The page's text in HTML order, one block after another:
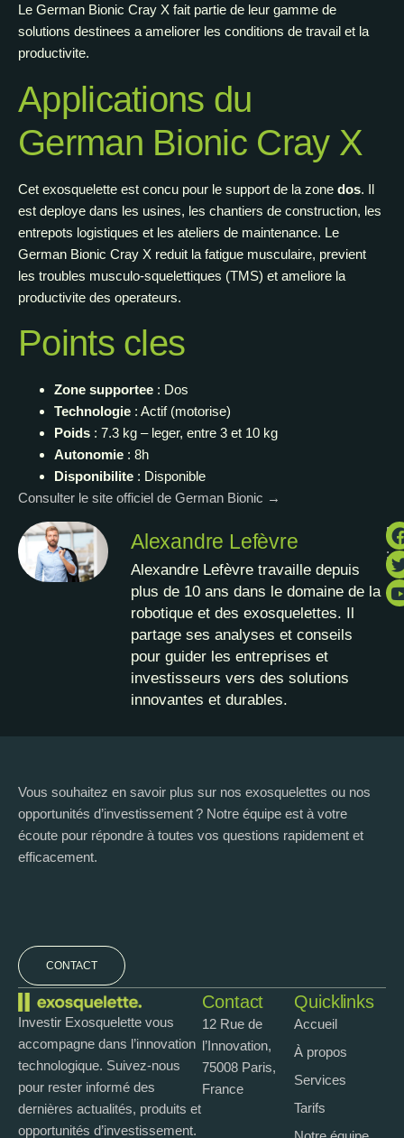
Le German Bionic Cray X fait partie de leur gamme de
solutions destinees a ameliorer les conditions de travail et la
productivite.
Applications du
German Bionic Cray X
Cet exosquelette est concu pour le support de la zone dos. Il
est deploye dans les usines, les chantiers de construction, les
entrepots logistiques et les ateliers de maintenance. Le
German Bionic Cray X reduit la fatigue musculaire, previent
les troubles musculo-squelettiques (TMS) et ameliore la
productivite des operateurs.
Points cles
Zone supportee : Dos
Technologie : Actif (motorise)
Poids : 7.3 kg – leger, entre 3 et 10 kg
Autonomie : 8h
Disponibilite : Disponible
Consulter le site officiel de German Bionic →
Alexandre Lefèvre
Alexandre Lefèvre travaille depuis
plus de 10 ans dans le domaine de la
robotique et des exosquelettes. Il
partage ses analyses et conseils
pour guider les entreprises et
investisseurs vers des solutions
innovantes et durables.
:
Vous souhaitez en savoir plus sur nos exosquelettes ou nos
opportunités d’investissement ? Notre équipe est à votre
écoute pour répondre à toutes vos questions rapidement et
efficacement.
CONTACT
Investir Exosquelette vous
accompagne dans l’innovation
technologique. Suivez-nous
pour rester informé des
dernières actualités, produits et
opportunités d’investissement.
Contact
12 Rue de
l’Innovation,
75008 Paris,
France
Quicklinks
Accueil
À propos
Services
Tarifs